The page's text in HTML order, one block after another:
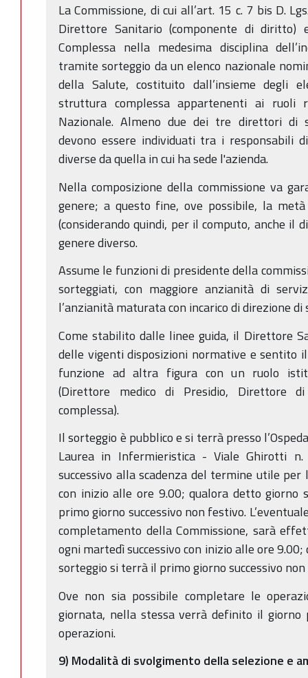
La Commissione, di cui all’art. 15 c. 7 bis D.
Direttore Sanitario (componente di
Complessa nella medesima disciplina
tramite sorteggio da un elenco nazionale
della Salute, costituito dall’insieme degli
struttura complessa appartenenti ai ruoli
Nazionale. Almeno due dei tre direttori di
devono essere individuati tra i responsabili
diverse da quella in cui ha sede l'azienda.
Nella composizione della commissione va
genere; a questo fine, ove possibile, la
(considerando quindi, per il computo, anche il
genere diverso.
Assume le funzioni di presidente della
sorteggiati, con maggiore anzianità di
l’anzianità maturata con incarico di direzione
Come stabilito dalle linee guida, il Direttore
delle vigenti disposizioni normative e sentito
funzione ad altra figura con un ruolo
(Direttore medico di Presidio, Direttore
complessa).
Il sorteggio è pubblico e si terrà presso
Laurea in Infermieristica - Viale Ghirotti
successivo alla scadenza del termine utile
con inizio alle ore 9.00; qualora detto
primo giorno successivo non festivo.
completamento della Commissione, sarà
ogni martedì successivo con inizio alle ore
sorteggio si terrà il primo giorno successivo
Ove non sia possibile completare le
giornata, nella stessa verrà definito il giorno
operazioni.
9) Modalità di svolgimento della selezione e